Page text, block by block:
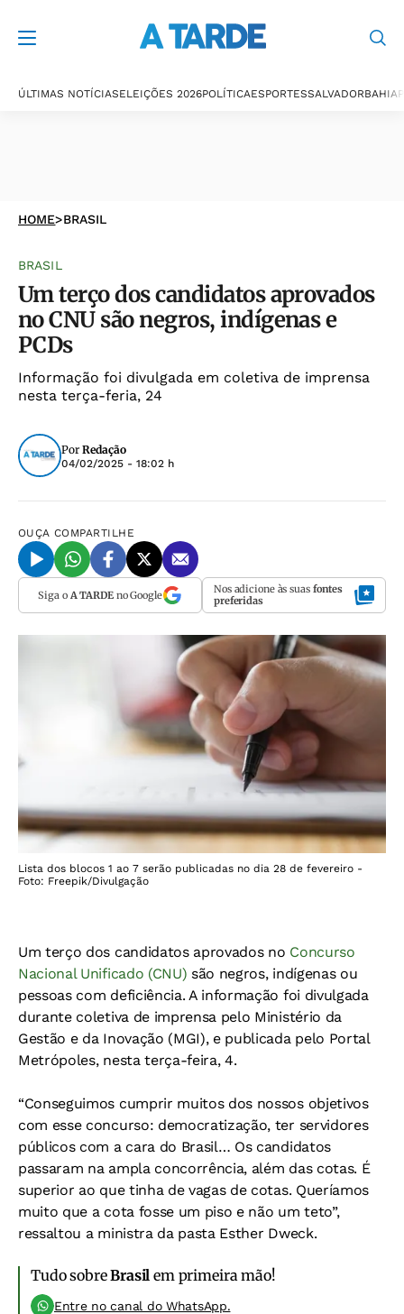
ÚLTIMAS NOTÍCIASELEIÇÕES 2026POLÍTICAESPORTESSALVADORBAHIA
HOME>BRASIL
BRASIL
Um terço dos candidatos aprovados
no CNU são negros, indígenas e
PCDs
Informação foi divulgada em coletiva de imprensa
nesta terça-feria, 24
Por Redação
04/02/2025 - 18:02 h
OUÇA COMPARTILHE
Siga o A TARDEno Google Nos adicione às suas fontes
preferidas
Lista dos blocos 1 ao 7 serão publicadas no dia 28 de fevereiro -
Foto: Freepik/Divulgação
Um terço dos candidatos aprovados no Concurso
Nacional Unificado (CNU) são negros, indígenas ou
pessoas com deficiência. A informação foi divulgada
durante coletiva de imprensa pelo Ministério da
Gestão e da Inovação (MGI), e publicada pelo Portal
Metrópoles, nesta terça-feira, 4.
“Conseguimos cumprir muitos dos nossos objetivos
com esse concurso: democratização, ter servidores
públicos com a cara do Brasil… Os candidatos
passaram na ampla concorrência, além das cotas. É
superior ao que tinha de vagas de cotas. Queríamos
muito que a cota fosse um piso e não um teto”,
ressaltou a ministra da pasta Esther Dweck.
Tudo sobreBrasil em primeira mão!
Entre no canal do WhatsApp.